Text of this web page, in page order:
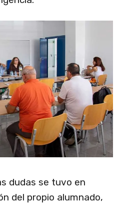
dudas se tuvo en
del propio alumnado,